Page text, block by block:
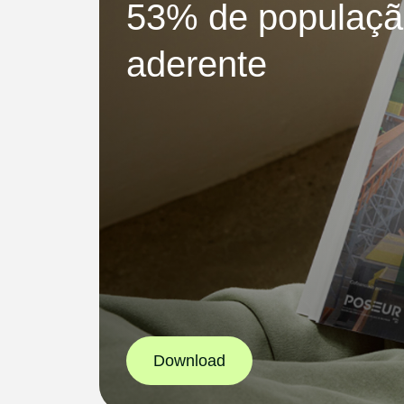
53% de
aderente
Download